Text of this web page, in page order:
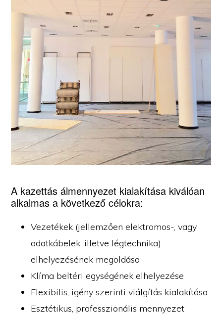
A kazettás álmennyezet kialakítása kiválóan
alkalmas a következő célokra:
Vezetékek (jellemzően elektromos-, vagy
adatkábelek, illetve légtechnika)
elhelyezésének megoldása
Klíma beltéri egységének elhelyezése
Flexibilis, igény szerinti viálgítás kialakítása
Esztétikus, professzionális mennyezet